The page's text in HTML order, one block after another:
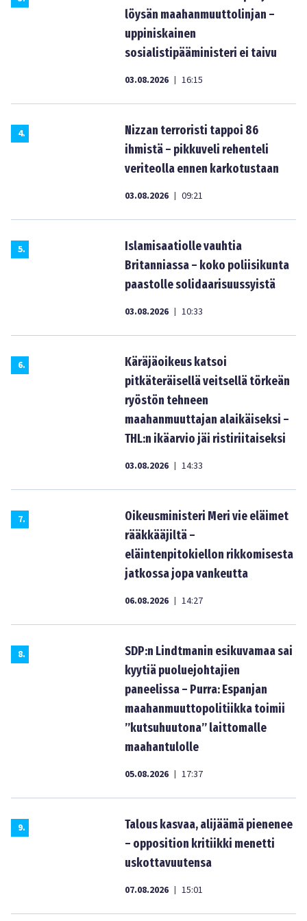
löysän maahanmuuttolinjan –
uppiniskainen
sosialistipääministeri ei taivu
03.08.2026 | 16:15
4.
Nizzan terroristi tappoi 86
ihmistä – pikkuveli rehenteli
veriteolla ennen karkotustaan
03.08.2026 | 09:21
5.
Islamisaatiolle vauhtia
Britanniassa – koko poliisikunta
paastolle solidaarisuussyistä
03.08.2026 | 10:33
6.
Käräjäoikeus katsoi
pitkäteräisellä veitsellä törkeän
ryöstön tehneen
maahanmuuttajan alaikäiseksi –
THL:n ikäarvio jäi ristiriitaiseksi
03.08.2026 | 14:33
7.
Oikeusministeri Meri vie eläimet
rääkkääjiltä –
eläintenpitokiellon rikkomisesta
jatkossa jopa vankeutta
06.08.2026 | 14:27
8.
SDP:n Lindtmanin esikuvamaa sai
kyytiä puoluejohtajien
paneelissa – Purra: Espanjan
maahanmuuttopolitiikka toimii
”kutsuhuutona” laittomalle
maahantulolle
05.08.2026 | 17:37
9.
Talous kasvaa, alijäämä pienenee
– opposition kritiikki menetti
uskottavuutensa
07.08.2026 | 15:01